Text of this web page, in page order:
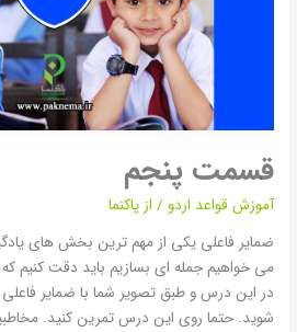
قسمت پنجم
آموزش قواعد اردو / از پاکنما
ضمایر فاعلی یکی از مهم ترین بخش های
می خواهیم جمله ای بسازیم باید دقت کنیم
در این درس و طبق تصویر شما با ضمایر فاعلی
شوید. حتما روی این درس تمرین کنید.